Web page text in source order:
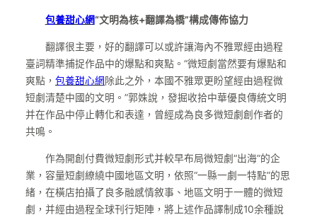
包養甜心網“文明為核+翻譯為橋”構成傳佈協力
翻譯很主要，好的翻譯可以或許讓海內不雅眾經由過程
臺詞精準捕捉作品中的爆點和爽點。“微短劇當然要有爆點和
爽點， 包養甜心網 除此之外，本國不雅眾更盼望經由過程微
短劇清楚中國的文明。”郭姝說，發掘收拾中華優良傳統文明
并在作品中停止轉化和表達，曾經成為良多微短劇創作者的
共鳴。
作為開創付費微短劇形式并較早布局微短劇“出海”的企
業，容量短劇繚繞中國地區文明，依照“一縣一劇一特點”的思
緒，在橫店拍攝了良多融感情敘事、地區文明于一體的微短
劇，并經由過程全球刊行矩陣，將上述作品譯制成10余種說